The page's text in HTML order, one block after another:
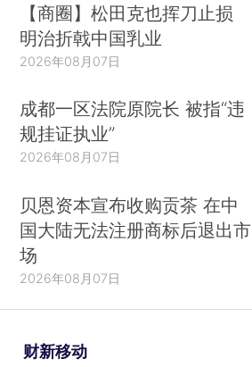
【商圈】松田克也挥刀止损
明治折戟中国乳业
2026年08月07日
成都一区法院原院长 被指“违
规挂证执业”
2026年08月07日
贝恩资本宣布收购贡茶 在中
国大陆无法注册商标后退出市
场
2026年08月07日
财新移动